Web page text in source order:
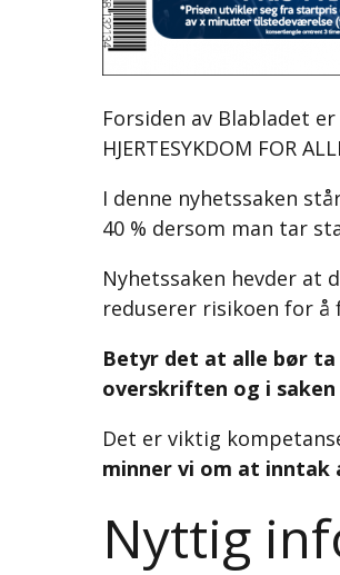
Forsiden av Blabladet
HJERTESYKDOM FOR
I denne nyhetssaken
40 % dersom man tar
Nyhetssaken hevder at
reduserer risikoen for
Betyr det at alle bør
overskriften og i saken
Det er viktig
minner vi om at inntak
Nyttig